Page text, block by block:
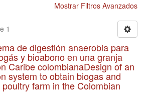
Mostrar Filtros Avanzados
1
de digestión anaerobia para
y bioabono en una granja
Caribe colombianaDesign of an
system to obtain biogas and
farm in the Colombian